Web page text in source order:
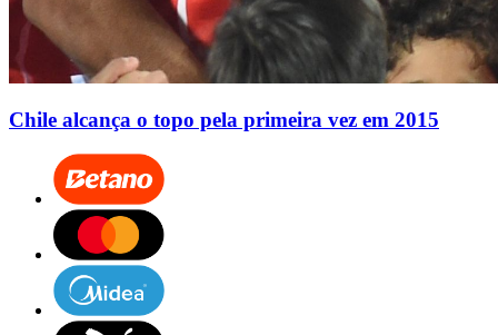
Chile alcança o topo pela primeira vez em 2015